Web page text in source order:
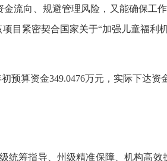
流向、规避管理风险，又能确保工
目紧密契合国家关于“加强儿童福利
算资金349.0476万元，实际下达资
筹指导、州级精准保障、机构高